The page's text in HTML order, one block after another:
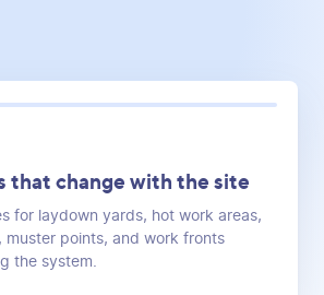
that change with the site
for laydown yards, hot work areas,
muster points, and work fronts
the system.